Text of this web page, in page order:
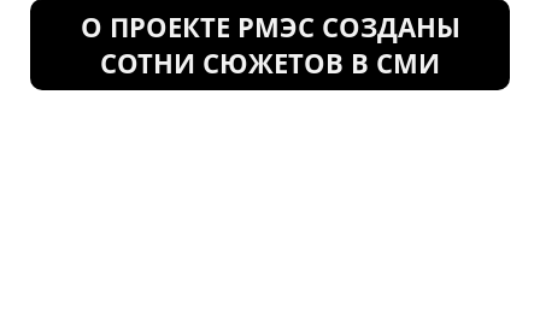
О ПРОЕКТЕ РМЭС СОЗДАНЫ
СОТНИ СЮЖЕТОВ В СМИ